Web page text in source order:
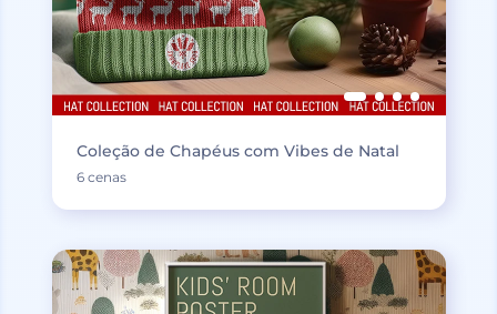
Coleção de Chapéus com Vibes de Natal
6 cenas